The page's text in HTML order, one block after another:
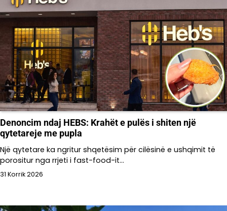
Denoncim ndaj HEBS: Krahët e pulës i shiten një
qytetareje me pupla
Një qytetare ka ngritur shqetësim për cilësinë e ushqimit të
porositur nga rrjeti i fast-food-it…
31 Korrik 2026